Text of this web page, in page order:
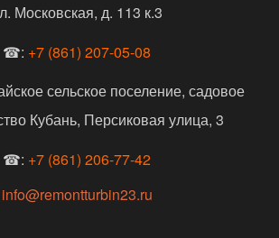
Московская, д. 113 к.3
☎: +7 (861) 207-05-08
сельское поселение, садовое
Кубань, Персиковая улица, 3
☎: +7 (861) 206-77-42
info@remontturbin23.ru